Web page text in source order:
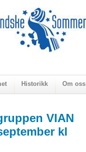
Historikk Om oss
VIAN
kl